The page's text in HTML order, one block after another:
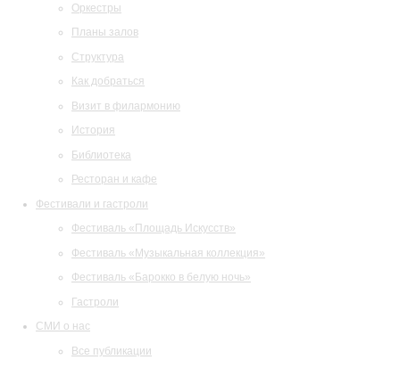
Оркестры
Планы залов
Структура
Как добраться
Визит в филармонию
История
Библиотека
Ресторан и кафе
Фестивали и гастроли
Фестиваль «Площадь Искусств»
Фестиваль «Музыкальная коллекция»
Фестиваль «Барокко в белую ночь»
Гастроли
СМИ о нас
Все публикации